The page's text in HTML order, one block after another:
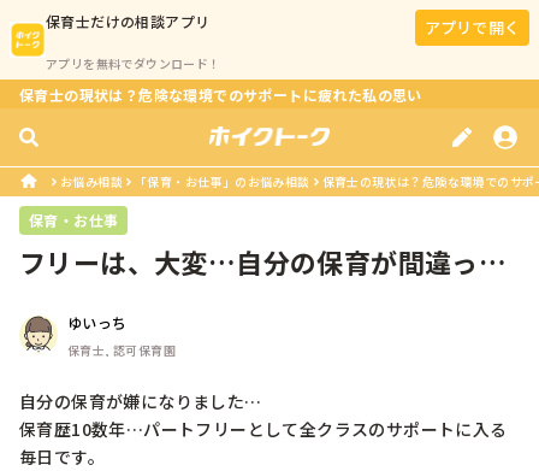
保育士だけの相談アプリ
アプリを無料でダウンロード！
アプリで開く
保育士の現状は？危険な環境でのサポートに疲れた私の思い
お悩み相談 「保育・お仕事」のお悩み相談 保育士の現状は？危険な環境でのサ
保育・お仕事
フリーは、大変…自分の保育が間違って
ゆいっち
保育士, 認可保育園
自分の保育が嫌になりました…
保育歴10数年…パートフリーとして全クラスのサポートに入る
毎日です。